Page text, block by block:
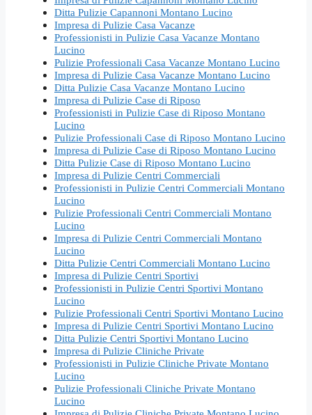
Ditta Pulizie Capannoni Montano Lucino
Impresa di Pulizie Casa Vacanze
Professionisti in Pulizie Casa Vacanze Montano
Lucino
Pulizie Professionali Casa Vacanze Montano Lucino
Impresa di Pulizie Casa Vacanze Montano Lucino
Ditta Pulizie Casa Vacanze Montano Lucino
Impresa di Pulizie Case di Riposo
Professionisti in Pulizie Case di Riposo Montano
Lucino
Pulizie Professionali Case di Riposo Montano Lucino
Impresa di Pulizie Case di Riposo Montano Lucino
Ditta Pulizie Case di Riposo Montano Lucino
Impresa di Pulizie Centri Commerciali
Professionisti in Pulizie Centri Commerciali Montano
Lucino
Pulizie Professionali Centri Commerciali Montano
Lucino
Impresa di Pulizie Centri Commerciali Montano
Lucino
Ditta Pulizie Centri Commerciali Montano Lucino
Impresa di Pulizie Centri Sportivi
Professionisti in Pulizie Centri Sportivi Montano
Lucino
Pulizie Professionali Centri Sportivi Montano Lucino
Impresa di Pulizie Centri Sportivi Montano Lucino
Ditta Pulizie Centri Sportivi Montano Lucino
Impresa di Pulizie Cliniche Private
Professionisti in Pulizie Cliniche Private Montano
Lucino
Pulizie Professionali Cliniche Private Montano
Lucino